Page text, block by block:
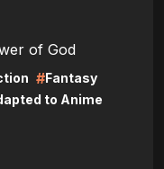
of God
#Fantasy
to Anime